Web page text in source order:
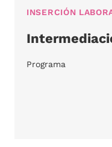
INSERCIÓN
Programa